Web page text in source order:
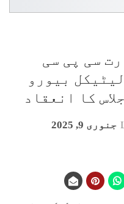
سی پی سی
بیورو
کا انعقاد
جنوری 9, 2025